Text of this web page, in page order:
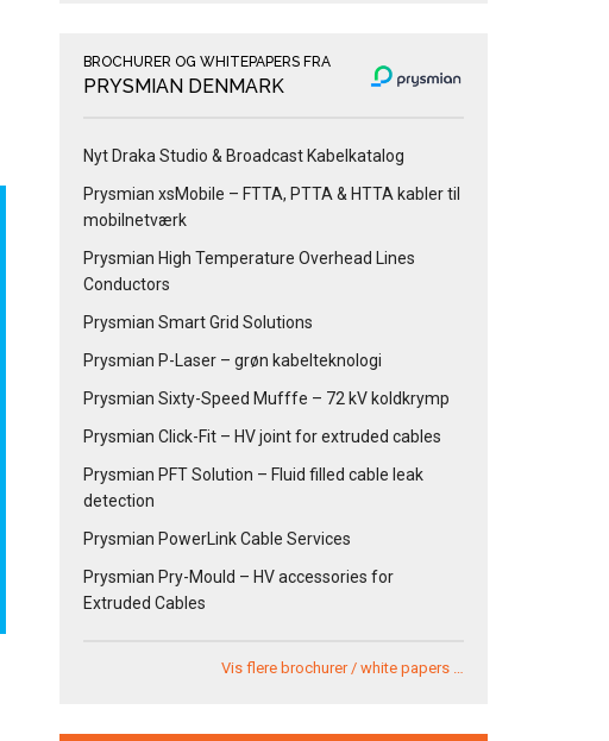
BROCHURER OG WHITEPAPERS FRA
PRYSMIAN DENMARK
Nyt Draka Studio & Broadcast Kabelkatalog
Prysmian xsMobile – FTTA, PTTA & HTTA kabler til
mobilnetværk
Prysmian High Temperature Overhead Lines
Conductors
Prysmian Smart Grid Solutions
Prysmian P-Laser – grøn kabelteknologi
Prysmian Sixty-Speed Mufffe – 72 kV koldkrymp
Prysmian Click-Fit – HV joint for extruded cables
Prysmian PFT Solution – Fluid filled cable leak
detection
Prysmian PowerLink Cable Services
Prysmian Pry-Mould – HV accessories for
Extruded Cables
Vis flere brochurer / white papers …